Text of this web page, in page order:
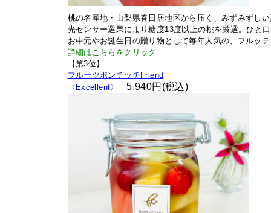
桃の名産地・山梨県春日居地区から届く、みずみずし
光センサー選果により糖度13度以上の桃を厳選。ひと
お中元やお誕生日の贈り物として毎年人気の、フルッ
詳細はこちらをクリック
【第3位】
フルーツポンチッチFriend
〈Excellent〉
5,940円(税込)